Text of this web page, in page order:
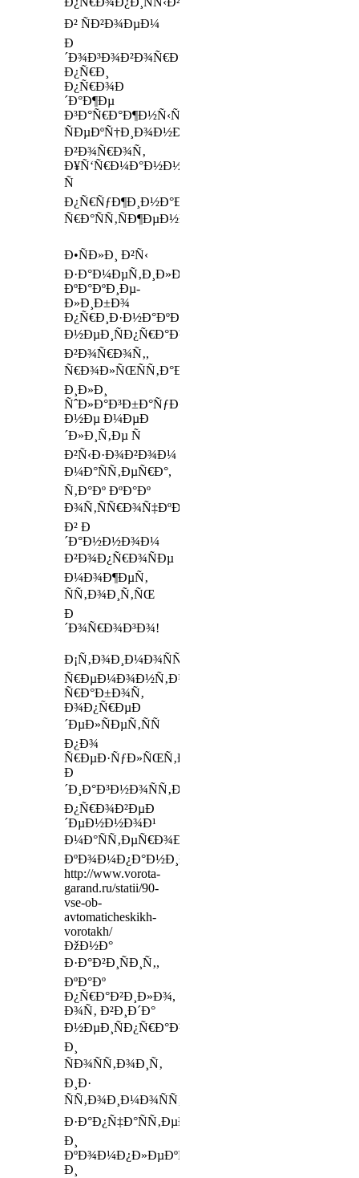
Ð² ÑÐ²Ð¾ÐµÐ¼
Ð
´Ð¾Ð³Ð¾Ð²Ð¾Ñ€Ðµ
Ð¿Ñ€Ð¸
Ð¿Ñ€Ð¾Ð
´Ð°Ð¶Ðµ
Ð³Ð°Ñ€Ð°Ð¶Ð½Ñ‹Ñ…
ÑÐµÐºÑ†Ð¸Ð¾Ð½Ð½Ñ‹Ñ…
Ð²Ð¾Ñ€Ð¾Ñ‚
Ð¥Ñ‘Ñ€Ð¼Ð°Ð½Ð½
Ñ
Ð¿Ñ€ÑƒÐ¶Ð¸Ð½Ð°Ð¼Ð¸
Ñ€Ð°ÑÑ‚ÑÐ¶ÐµÐ½Ð¸Ñ!!!
Ð•ÑÐ»Ð¸ Ð²Ñ‹
Ð·Ð°Ð¼ÐµÑ‚Ð¸Ð»Ð¸
ÐºÐ°ÐºÐ¸Ðµ-
Ð»Ð¸Ð±Ð¾
Ð¿Ñ€Ð¸Ð·Ð½Ð°ÐºÐ¸
Ð½ÐµÐ¸ÑÐ¿Ñ€Ð°Ð²Ð½Ð¾ÑÑ‚Ð¸
Ð²Ð¾Ñ€Ð¾Ñ‚,
Ñ€Ð¾Ð»ÑŒÑÑ‚Ð°Ð²ÐµÐ½
Ð¸Ð»Ð¸
ÑˆÐ»Ð°Ð³Ð±Ð°ÑƒÐ¼Ð¾Ð²,
Ð½Ðµ Ð¼ÐµÐ
´Ð»Ð¸Ñ‚Ðµ Ñ
Ð²Ñ‹Ð·Ð¾Ð²Ð¾Ð¼
Ð¼Ð°ÑÑ‚ÐµÑ€Ð°,
Ñ‚Ð°Ðº ÐºÐ°Ðº
Ð¾Ñ‚ÑÑ€Ð¾Ñ‡ÐºÐ°
Ð² Ð
´Ð°Ð½Ð½Ð¾Ð¼
Ð²Ð¾Ð¿Ñ€Ð¾ÑÐµ
Ð¼Ð¾Ð¶ÐµÑ‚
ÑÑ‚Ð¾Ð¸Ñ‚ÑŒ
Ð
´Ð¾Ñ€Ð¾Ð³Ð¾!
Ð¡Ñ‚Ð¾Ð¸Ð¼Ð¾ÑÑ‚ÑŒ
Ñ€ÐµÐ¼Ð¾Ð½Ñ‚Ð½Ñ‹Ñ…
Ñ€Ð°Ð±Ð¾Ñ‚
Ð¾Ð¿Ñ€ÐµÐ
´ÐµÐ»ÑÐµÑ‚ÑÑ
Ð¿Ð¾
Ñ€ÐµÐ·ÑƒÐ»ÑŒÑ‚Ð°Ñ‚Ð°Ð¼
Ð
´Ð¸Ð°Ð³Ð½Ð¾ÑÑ‚Ð¸ÐºÐ¸,
Ð¿Ñ€Ð¾Ð²ÐµÐ
´ÐµÐ½Ð½Ð¾Ð¹
Ð¼Ð°ÑÑ‚ÐµÑ€Ð¾Ð¼
ÐºÐ¾Ð¼Ð¿Ð°Ð½Ð¸Ð¸
http://www.vorota-
garand.ru/statii/90-
vse-ob-
avtomaticheskikh-
vorotakh/
ÐžÐ½Ð°
Ð·Ð°Ð²Ð¸ÑÐ¸Ñ‚,
ÐºÐ°Ðº
Ð¿Ñ€Ð°Ð²Ð¸Ð»Ð¾,
Ð¾Ñ‚ Ð²Ð¸Ð´Ð°
Ð½ÐµÐ¸ÑÐ¿Ñ€Ð°Ð²Ð½Ð¾ÑÑ‚Ð¸
Ð¸
ÑÐ¾ÑÑ‚Ð¾Ð¸Ñ‚
Ð¸Ð·
ÑÑ‚Ð¾Ð¸Ð¼Ð¾ÑÑ‚Ð¸
Ð·Ð°Ð¿Ñ‡Ð°ÑÑ‚ÐµÐ¹
Ð¸
ÐºÐ¾Ð¼Ð¿Ð»ÐµÐºÑ‚ÑƒÑŽÑ‰Ð¸Ñ…
Ð¸